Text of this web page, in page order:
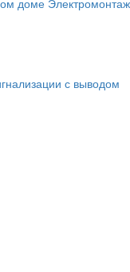
доме Электромонтаж
с выводом